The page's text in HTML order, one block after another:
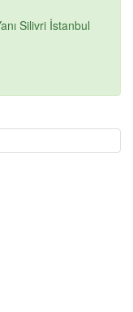
Silivri İstanbul